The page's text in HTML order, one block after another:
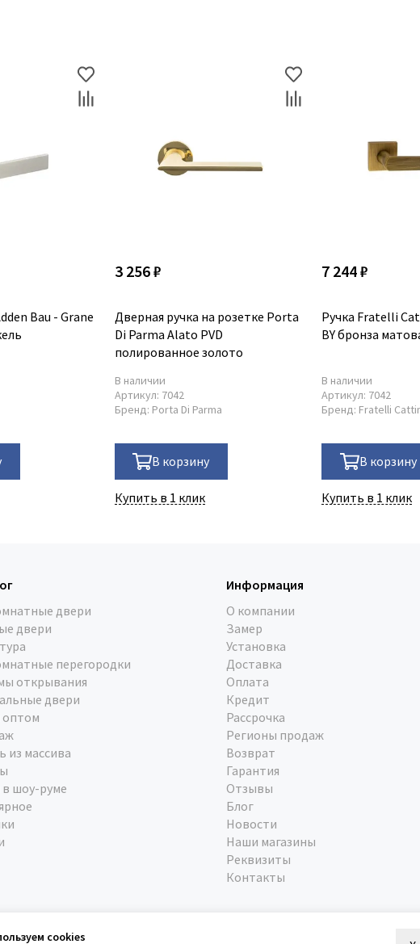
Bau - Grane
3 256 ₽
Дверная ручка на розетке Porta
Di Parma Alato PVD
полированное золото
В наличии
Артикул: 7042
Бренд: Porta Di Parma
В корзину
Купить в 1 клик
7 244 ₽
Ручка Fratelli
BY бронза
В наличии
Артикул: 7042
Бренд: Fratelli
В корзину
Купить в 1 клик
двери
двери
перегородки
открывания
двери
из массива
шоу-руме
Информация
О компании
Замер
Установка
Доставка
Оплата
Кредит
Рассрочка
Регионы продаж
Возврат
Гарантия
Отзывы
Блог
Новости
Наши магазины
Реквизиты
Контакты
cookies